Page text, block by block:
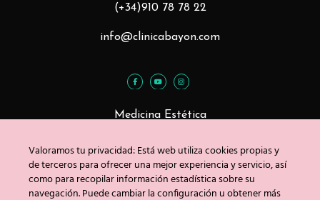
(+34)910 78 78 22
info@clinicabayon.com
Medicina Estética
Tratamientos Corporales
Valoramos tu privacidad: Está web utiliza cookies propias y
de terceros para ofrecer una mejor experiencia y servicio, así
como para recopilar información estadística sobre su
navegación. Puede cambiar la configuración u obtener más